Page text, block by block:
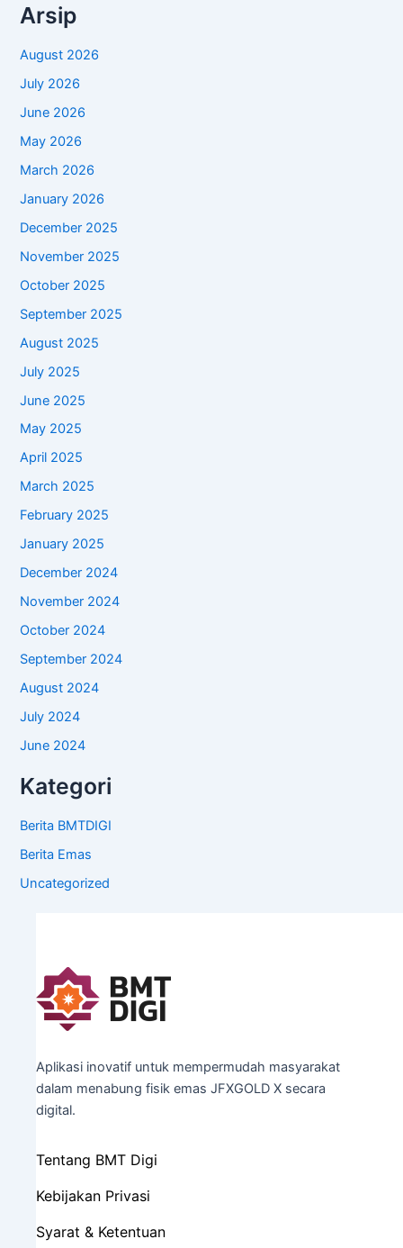
Arsip
August 2026
July 2026
June 2026
May 2026
March 2026
January 2026
December 2025
November 2025
October 2025
September 2025
August 2025
July 2025
June 2025
May 2025
April 2025
March 2025
February 2025
January 2025
December 2024
November 2024
October 2024
September 2024
August 2024
July 2024
June 2024
Kategori
Berita BMTDIGI
Berita Emas
Uncategorized
Aplikasi inovatif untuk mempermudah masyarakat
dalam menabung fisik emas JFXGOLD X secara
digital.
Tentang BMT Digi
Kebijakan Privasi
Syarat & Ketentuan